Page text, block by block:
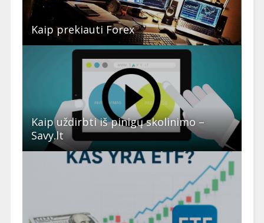
Kaip prekiauti Forex
Kaip uždirbti iš pinigų skolinimo –
Savy.lt